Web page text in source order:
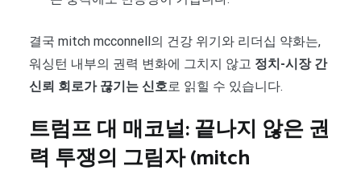
결국 mitch mcconnell의 건강 위기와 리더십 약화는,
워싱턴 내부의 권력 변화에 그치지 않고 정치-시장 간
신뢰 회로가 끊기는 신호로 읽힐 수 있습니다.
트럼프 대 매코널: 끝나지 않은 권
력 투쟁의 그림자 (mitch